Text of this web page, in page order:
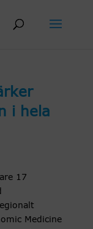
i hela
17
Medicine